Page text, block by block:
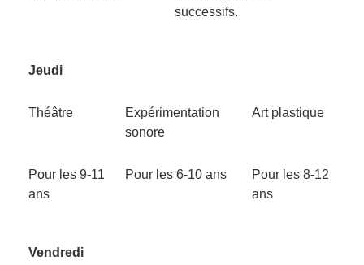
successifs.
Jeudi
Théâtre
Expérimentation
sonore
Art plastique
Pour les 9-11
ans
Pour les 6-10 ans
Pour les 8-12
ans
Vendredi